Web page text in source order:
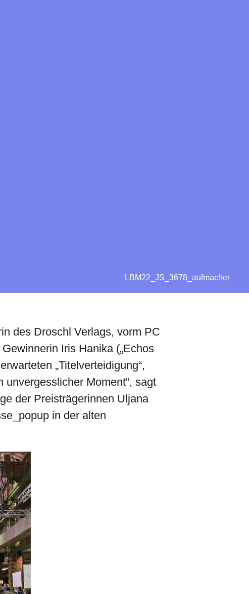
LBM22_JS_3678_aufmacher
des Droschl Verlags, vorm PC
Iris Hanika („Echos
„Titelverteidigung“,
unvergesslicher Moment“, sagt
der Preisträgerinnen Uljana
in der alten